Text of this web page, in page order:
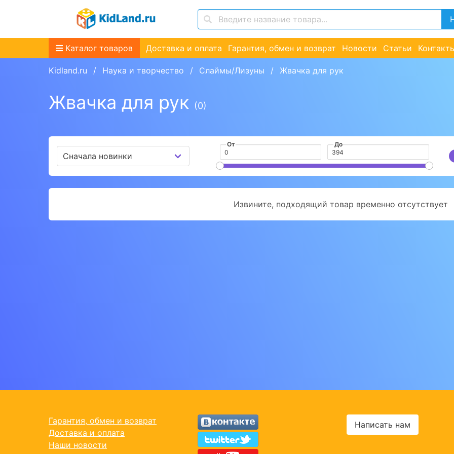
Каталог товаров Доставка и оплата Гарантия, обмен и возврат Новости Статьи
Kidland.ru Наука и творчество Слаймы/Лизуны Жвачка для рук
Жвачка для рук (0)
От До
Извините, подходящий товар временно отсутствует
Гарантия, обмен и возврат
Доставка и оплата
Наши новости
Написать нам